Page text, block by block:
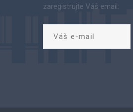
zaregistrujte Váš email: